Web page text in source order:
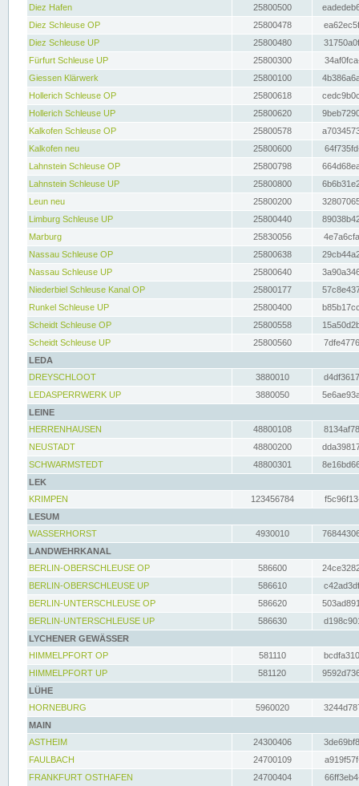
Diez Hafen
25800500
Diez Schleuse OP
25800478
Diez Schleuse UP
25800480
Fürfurt Schleuse UP
25800300
Giessen Klärwerk
25800100
Hollerich Schleuse OP
25800618
Hollerich Schleuse UP
25800620
Kalkofen Schleuse OP
25800578
Kalkofen neu
25800600
Lahnstein Schleuse OP
25800798
Lahnstein Schleuse UP
25800800
Leun neu
25800200
Limburg Schleuse UP
25800440
Marburg
25830056
Nassau Schleuse OP
25800638
Nassau Schleuse UP
25800640
Niederbiel Schleuse Kanal OP
25800177
Runkel Schleuse UP
25800400
Scheidt Schleuse OP
25800558
Scheidt Schleuse UP
25800560
LEDA
DREYSCHLOOT
3880010
LEDASPERRWERK UP
3880050
LEINE
HERRENHAUSEN
48800108
NEUSTADT
48800200
SCHWARMSTEDT
48800301
LEK
KRIMPEN
123456784
LESUM
WASSERHORST
4930010
LANDWEHRKANAL
BERLIN-OBERSCHLEUSE OP
586600
BERLIN-OBERSCHLEUSE UP
586610
BERLIN-UNTERSCHLEUSE OP
586620
BERLIN-UNTERSCHLEUSE UP
586630
LYCHENER GEWÄSSER
HIMMELPFORT OP
581110
HIMMELPFORT UP
581120
LÜHE
HORNEBURG
5960020
MAIN
ASTHEIM
24300406
FAULBACH
24700109
FRANKFURT OSTHAFEN
24700404